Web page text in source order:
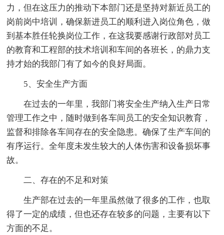
力，但在这压力的推动下本部门还是坚持对新近员工的
岗前岗中培训，确保新进员工的顺利进入岗位角色，做
到基本胜任轮换岗位工作，在这我要感谢行政部对员工
的教育和工程部的技术培训和车间的各班长，的鼎力支
持才始的我部门有了如今的良好局面。
5、安全生产方面
在过去的一年里，我部门将安全生产纳入生产日常
管理工作之中，随时做到各车间员工的安全知识教育，
监督和排除各车间存在的安全隐患。确保了生产车间的
有序运行。全年度未发生较大的人体伤害和设备损坏事
故。
二、存在的不足和对策
生产部在过去的一年里虽然做了很多的工作，也取
得了一定的成绩，但也还存在较多的问题，主要有以下
方面的不足。